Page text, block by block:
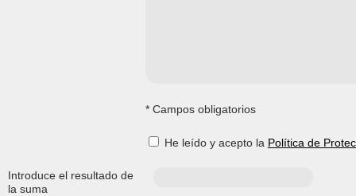
* Campos obligatorios
He leído y acepto la Política de
Introduce el resultado de
la suma